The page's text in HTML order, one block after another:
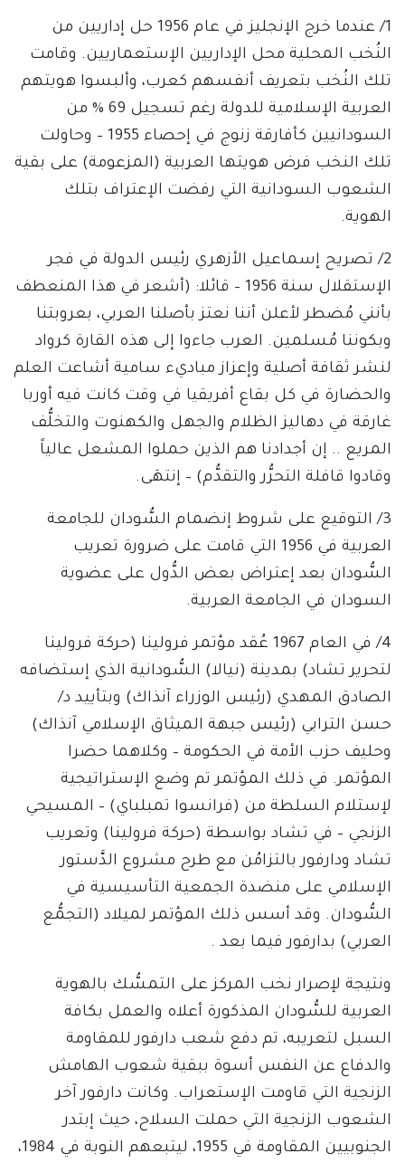
1/ عندما خرج الإنجليز في عام 1956 حل إداريين من
النُخب المحلية محل الإداريين الإستعماريين. وقامت
تلك النُخب بتعريف أنفسهم كعرب، وألبسوا هويتهم
العربية الإسلامية للدولة رغم تسجيل 69 % من
السودانيين كأفارقة زنوج في إحصاء 1955 – وحاولت
تلك النخب فرض هويتها العربية (المزعومة) على بقية
الشعوب السودانية التي رفضت الإعتراف بتلك
الهوية.
2/ تصريح إسماعيل الأزهري رئيس الدولة في فجر
الإستقلال سنة 1956 – قائلا: (أشعر في هذا المنعطف
بأنني مُضطر لأعلن أننا نعتز بأصلنا العربي، بعروبتنا
وبكوننا مُسلمين. العرب جاءوا إلى هذه القارة كرواد
لنشر ثقافة أصلية وإعزاز مباديء سامية أشاعت العلم
والحضارة في كل بقاع أفريقيا في وقت كانت فيه أوربا
غارقة في دهاليز الظلام والجهل والكهنوت والتخلُّف
المريع .. إن أجدادنا هم الذين حملوا المشعل عالياً
وقادوا قافلة التحرُّر والتقدُّم) – إنتهَى.
3/ التوقيع على شروط إنضمام السُّودان للجامعة
العربية في 1956 التي قامت على ضرورة تعريب
السُّودان بعد إعتراض بعض الدُّول على عضوية
السودان في الجامعة العربية.
4/ في العام 1967 عُقد مؤتمر فرولينا (حركة فرولينا
لتحرير تشاد) بمدينة (نيالا) السُّودانية الذي إستضافه
الصادق المهدي (رئيس الوزراء آنذاك) وبتأييد د/
حسن الترابي (رئيس جبهة الميثاق الإسلامي آنذاك)
وحليف حزب الأمة في الحكومة – وكلاهما حضرا
المؤتمر. في ذلك المؤتمر تم وضع الإستراتيجية
لإستلام السلطة من (فرانسوا تمبلباي) – المسيحي
الزنجي – في تشاد بواسطة (حركة فرولينا) وتعريب
تشاد ودارفور بالتزامُن مع طرح مشروع الدَّستور
الإسلامي على منضدة الجمعية التأسيسية في
السُّودان. وقد أسس ذلك المؤتمر لميلاد (التجمُّع
العربي) بدارفور فيما بعد .
ونتيجة لإصرار نخب المركز على التمسُّك بالهوية
العربية للسُّودان المذكورة أعلاه والعمل بكافة
السبل لتعريبه، تم دفع شعب دارفور للمقاومة
والدفاع عن النفس أسوة ببقية شعوب الهامش
الزنجية التي قاومت الإستعراب. وكانت دارفور آخر
الشعوب الزنجية التي حملت السلاح، حيث إبتدر
الجنوبيين المقاومة في 1955، ليتبعهم النوبة في 1984،